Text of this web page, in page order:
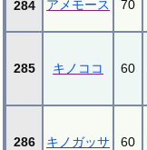
284 アメモース 70
285 キノココ 60
286 キノガッサ 60